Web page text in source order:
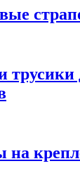
трусики
на